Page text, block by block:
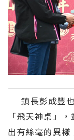
鎮長彭成豐也
「飛天神桌」
出有絲毫的異樣